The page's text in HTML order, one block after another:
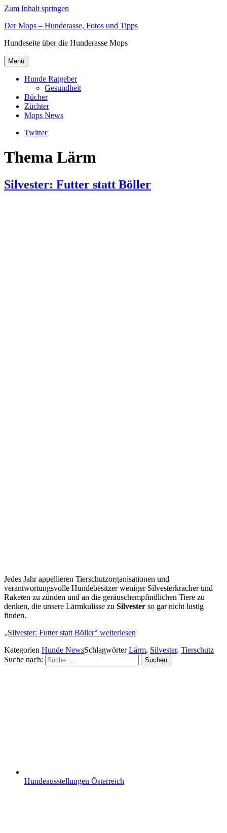
Zum Inhalt springen
Der Mops – Hunderasse, Fotos und Tipps
Hundeseite über die Hunderasse Mops
Menü
Hunde Ratgeber
Gesundheit
Bücher
Züchter
Mops News
Twitter
Thema Lärm
Silvester: Futter statt Böller
Jedes Jahr appellieren Tierschutzorganisationen und
verantwortungsvolle Hundebesitzer weniger Silvesterkracher und
Raketen zu zünden und an die geräuschempfindlichen Tiere zu
denken, die unsere Lärmkulisse zu Silvester so gar nicht lustig
finden.
„Silvester: Futter statt Böller“ weiterlesen
Kategorien Hunde NewsSchlagwörterLärm, Silvester, Tierschutz
Suche nach:
Suchen
Hundeausstellungen Österreich